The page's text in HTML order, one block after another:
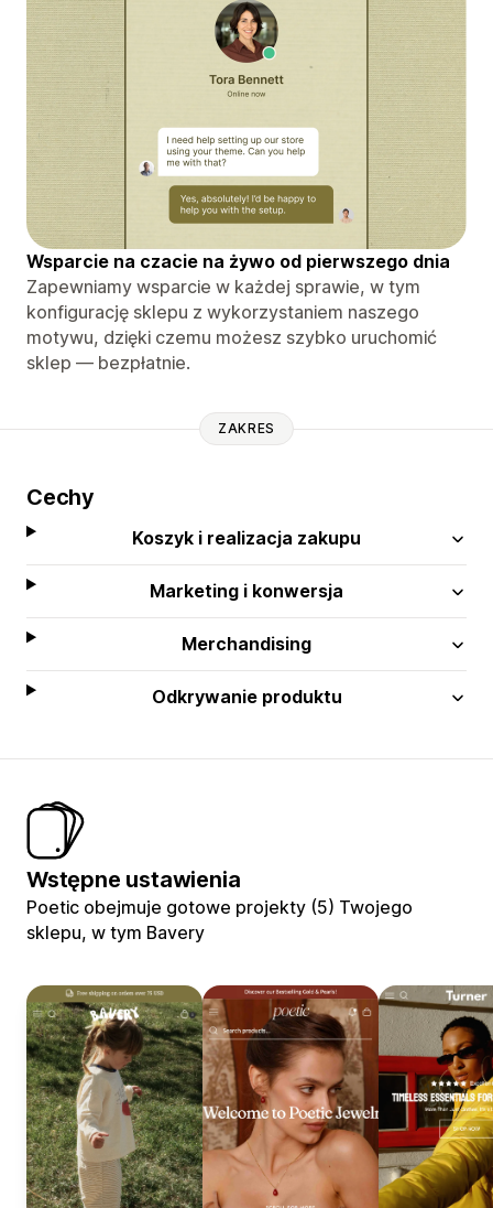
Wsparcie na czacie na żywo od pierwszego dnia
Zapewniamy wsparcie w każdej sprawie, w tym
konfigurację sklepu z wykorzystaniem naszego
motywu, dzięki czemu możesz szybko uruchomić
sklep — bezpłatnie.
ZAKRES
Cechy
Koszyk i realizacja zakupu
Marketing i konwersja
Merchandising
Odkrywanie produktu
Wstępne ustawienia
Poetic obejmuje gotowe projekty (5) Twojego
sklepu, w tym Bavery